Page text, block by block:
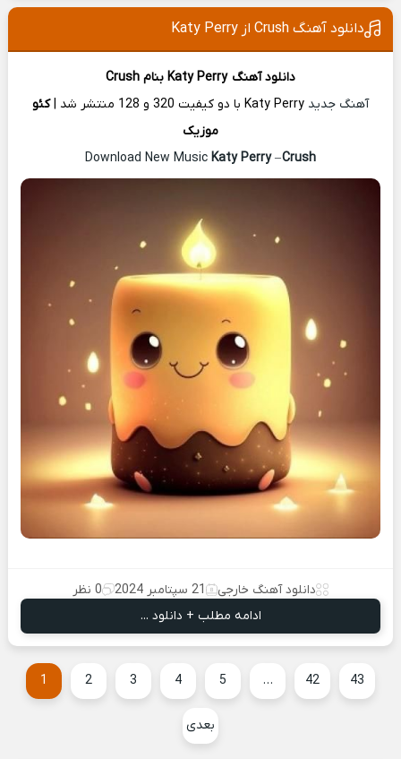
دانلود آهنگ Crush از Katy Perry
دانلود آهنگ Katy Perry بنام Crush
آهنگ جدید Katy Perry با دو کیفیت 320 و 128 منتشر شد |
کئو
موزیک
Download New Music
Katy Perry–Crush
دانلود آهنگ خارجی 21 سپتامبر 2024
0 نظر
ادامه مطلب + دانلود ...
1 2 3 4 5 … 42 43
بعدی